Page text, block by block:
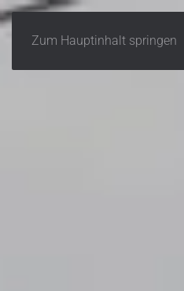
Zum Hauptinhalt springen